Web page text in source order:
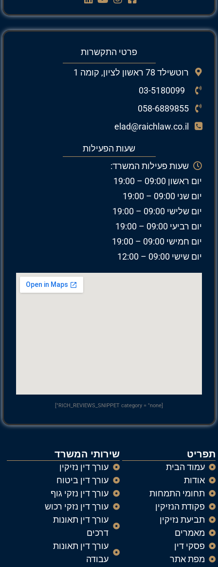
פרטי התקשרות
רוטשילד 78 ראשון לציון, קומה 1
058-6889855
elad@raichlaw.co.il
שעות הפעילות
שעות פעילות המשרד:
יום ראשון 09:00 – 19:00
יום שני 09:00 – 19:00
יום שלישי 09:00 – 19:00
יום רביעי 09:00 – 19:00
יום חמישי 09:00 – 19:00
יום שישי 09:00 – 12:00
[RICH_REVIEWS_SNIPPET category = "none"]
תפריט
עמוד הבית
אודות
תחומי התמחות
פקודת הנזיקין
תביעת נזיקין
מאמרים
פסקי דין
מפת אתר
שירותי המשרד
עורך דין נזיקין
עורך דין ביטוח
עורך דין נזקי גוף
עורך דין נזקי רכוש
עורך דין תאונות
דרכים
עורך דין תאונות
עבודה